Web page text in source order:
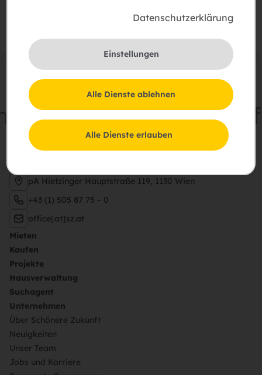
Zukunft
pA Hietzinger Hauptstraße 119, 1130 Wien
+43 (1) 505 87 75 – 0
office[at]sz.at
Mieten
Kaufen
Projekte
Hausverwaltung
Suchagent
Unternehmen
Über Schönere Zukunft
Neuigkeiten
Unser Team
Jobs und Karriere
Datenschutzerklärung
Einstellungen
Alle Dienste ablehnen
Alle Dienste erlauben